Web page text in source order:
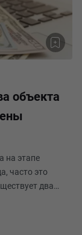
объекта
на этапе
часто это
два